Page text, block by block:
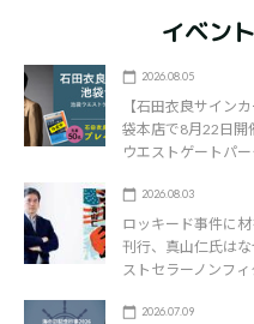
イベン
2026.08.05
【石田衣良サイン
袋本店で8月22日
ウエストゲートパー
2026.08.03
ロッキード事件に
刊行、真山仁氏は
ストセラーノンフ
2026.07.09